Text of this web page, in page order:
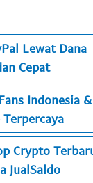
Lewat Dana
Cepat
Indonesia &
Terpercaya
Crypto
JualSaldo